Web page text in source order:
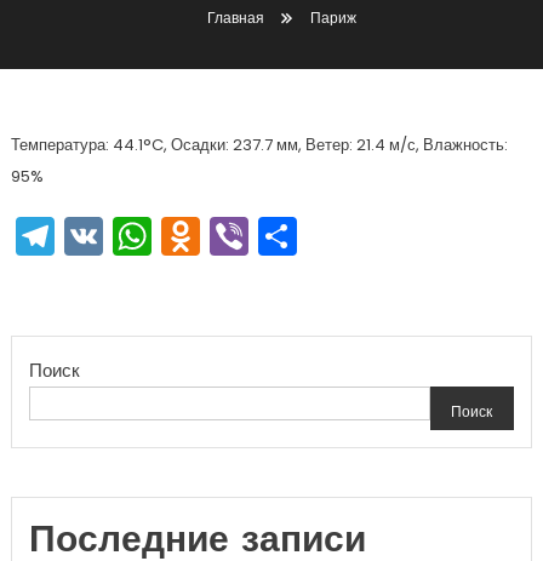
Главная Париж
Температура: 44.1°C, Осадки: 237.7 мм, Ветер: 21.4 м/с, Влажность:
95%
Telegram
VKWhatsApp
Odnoklassniki
ViberОтправить
Поиск
Поиск
Последние записи